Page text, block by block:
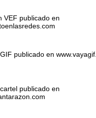
VEF publicado en
publicado en
publicado en